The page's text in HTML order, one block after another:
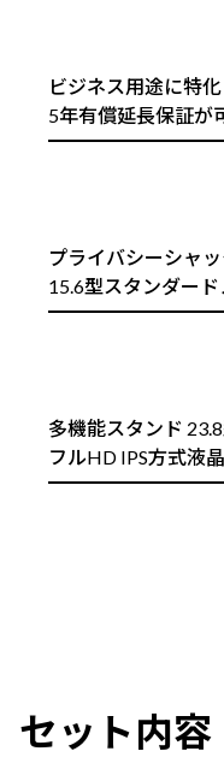
ビジネス用途に特
5年有償延長保証が
プライバシーシャ
15.6型スタンダード
多機能スタンド
フルHD IPS方式液
セット内容